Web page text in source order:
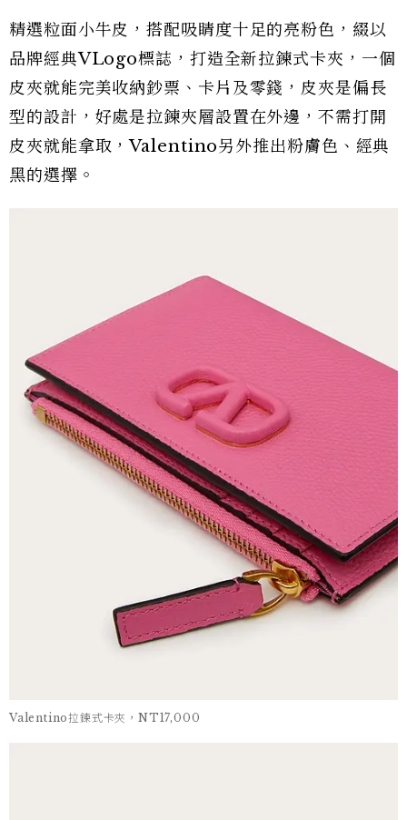
精選粒面小牛皮，搭配吸睛度十足的亮粉色，綴以
品牌經典VLogo標誌，打造全新拉鍊式卡夾，一個
皮夾就能完美收納鈔票、卡片及零錢，皮夾是偏長
型的設計，好處是拉鍊夾層設置在外邊，不需打開
皮夾就能拿取，Valentino另外推出粉膚色、經典
黑的選擇。
Valentino拉鍊式卡夾，NT17,000